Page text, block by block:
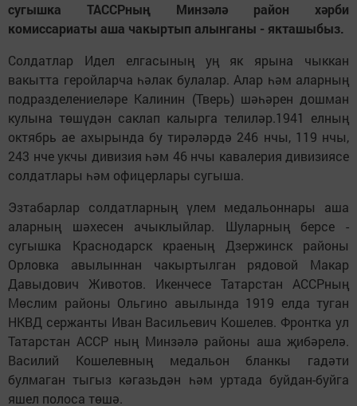
сугышка ТАССРның Минзәлә район хәрби
комиссариаты аша чакыртып алынганы - якташыбыз.
Солдатлар Идел елгасының уң як ярына чыккан
вакытта геройларча һәлак булалар. Алар һәм аларның
подразделениеләре Калинин (Тверь) шәһәрен дошман
кулына төшүдән саклап калырга телиләр.1941 елның
октябрь ае ахырында бу тирәләрдә 246 нчы, 119 нчы,
243 нче укчы дивизия һәм 46 нчы кавалерия дивизиясе
солдатлары һәм офицерлары сугыша.
Эзтабарлар солдатларның үлем медальоннары аша
аларның шәхесен ачыклыйлар. Шуларның берсе -
сугышка Краснодарск краеның Дзержинск районы
Орловка авылыннан чакыртылган рядовой Макар
Давыдович Животов. Икенчесе Татарстан АССРның
Мөслим районы Ольгино авылында 1919 елда туган
НКВД сержанты Иван Васильевич Кошелев. Фронтка ул
Татарстан АССР ның Минзәлә районы аша җибәрелә.
Василий Кошелевның медальон бланкы гадәти
булмаган тыгыз кәгазьдән һәм уртада буйдан-буйга
яшел полоса төшә.